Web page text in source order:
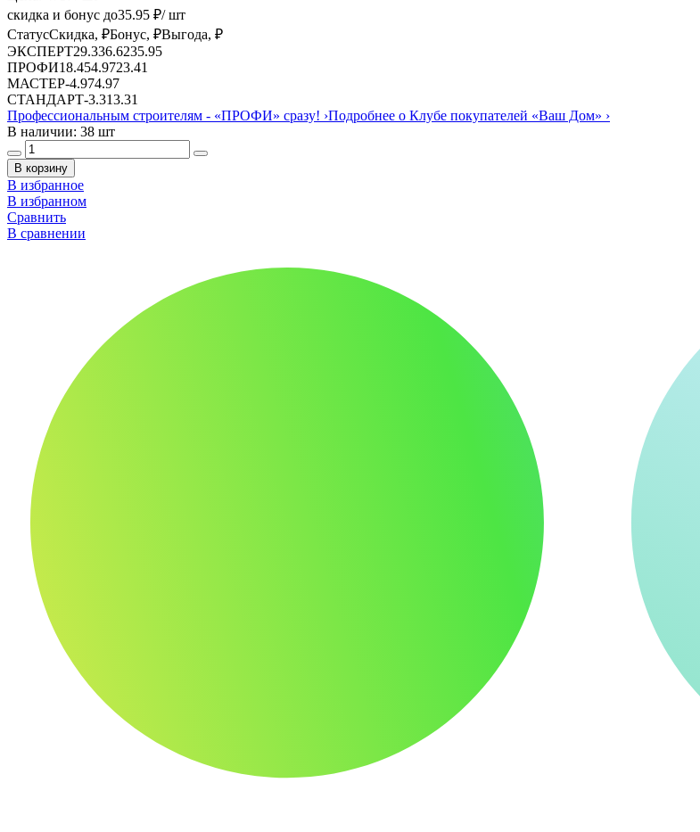
скидка и бонус до35.95 ₽/ шт
СтатусСкидка, ₽Бонус, ₽Выгода, ₽
ЭКСПЕРТ29.336.6235.95
ПРОФИ18.454.9723.41
МАСТЕР-4.974.97
СТАНДАРТ-3.313.31
Профессиональным строителям - «ПРОФИ» сразу! ›Подробнее о Клубе покупателей «Ваш Дом» ›
В наличии: 38 шт
В корзину
В избранное
В избранном
Сравнить
В сравнении